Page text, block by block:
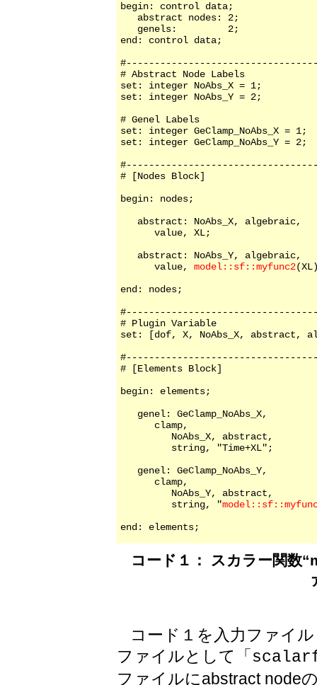
begin: control data;
   abstract nodes: 2;
   genels:         2;
end: control data;
# Abstract Node Labels
set: integer NoAbs_X = 1;
set: integer NoAbs_Y = 2;
# Genel Labels
set: integer GeClamp_NoAbs_X = 1;
set: integer GeClamp_NoAbs_Y = 2;
# [Nodes Block]
begin: nodes;
   abstract: NoAbs_X, algebraic,
      value, XL;
   abstract: NoAbs_Y, algebraic,
      value,
model::sf::myfunc2
end: nodes;
# Plugin Variable
set: [dof, X, NoAbs_X, abstract,
# [Elements Block]
begin: elements;
   genel: GeClamp_NoAbs_X,
      clamp,
         NoAbs_X, abstract,
         string, "Time+XL";
   genel: GeClamp_NoAbs_Y,
      clamp,
         NoAbs_Y, abstract,
         string, "
コード１： スカラー関数
コード１を入力ファイ
ファイルとして「
ファイルにabstract node